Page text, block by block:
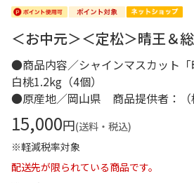
＜お中元＞＜定松＞晴王＆
●商品内容／シャインマスカット「
白桃1.2kg（4個）
●原産地／岡山県 商品提供者：（
15,000円(送料・税込)
※軽減税率対象
配送先が限られている商品です。